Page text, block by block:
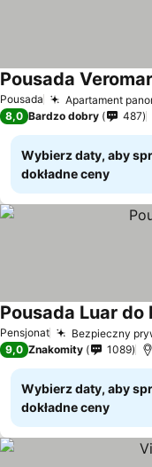
Pousada Apartament
Pousada Veromar
8,0 Bardzo dobry 487
Wybierz daty, aby
dokładne ceny
Pensjonat Bezpieczny
Pousada Luar do
9,0 Znakomity 1089
Wybierz daty, aby
dokładne ceny